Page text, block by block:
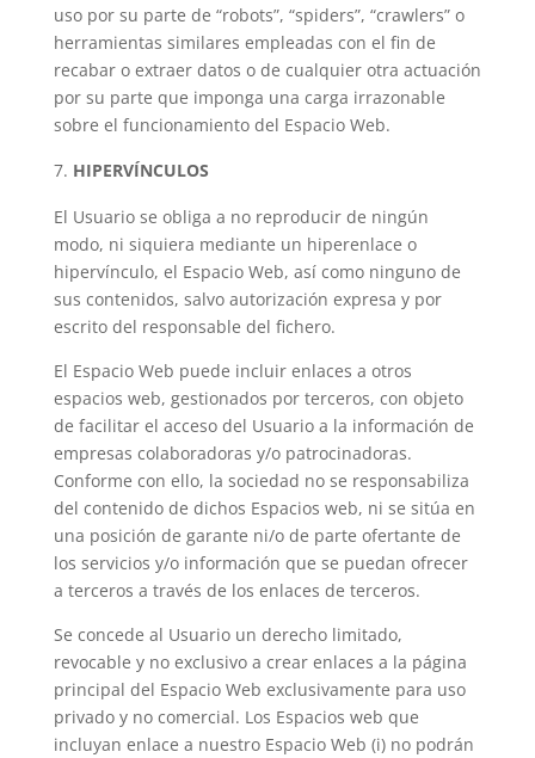
uso por su parte de “robots”, “spiders”, “crawlers” o
herramientas similares empleadas con el fin de
recabar o extraer datos o de cualquier otra actuación
por su parte que imponga una carga irrazonable
sobre el funcionamiento del Espacio Web.
HIPERVÍNCULOS
El Usuario se obliga a no reproducir de ningún
modo, ni siquiera mediante un hiperenlace o
hipervínculo, el Espacio Web, así como ninguno de
sus contenidos, salvo autorización expresa y por
escrito del responsable del fichero.
El Espacio Web puede incluir enlaces a otros
espacios web, gestionados por terceros, con objeto
de facilitar el acceso del Usuario a la información de
empresas colaboradoras y/o patrocinadoras.
Conforme con ello, la sociedad no se responsabiliza
del contenido de dichos Espacios web, ni se sitúa en
una posición de garante ni/o de parte ofertante de
los servicios y/o información que se puedan ofrecer
a terceros a través de los enlaces de terceros.
Se concede al Usuario un derecho limitado,
revocable y no exclusivo a crear enlaces a la página
principal del Espacio Web exclusivamente para uso
privado y no comercial. Los Espacios web que
incluyan enlace a nuestro Espacio Web (i) no podrán